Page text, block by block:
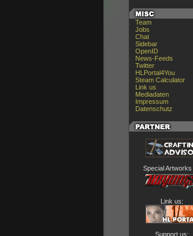
Team
Jobs
Chat
Sidebar
OpenID
News-Feeds
Twitter
HLPortal4You
Steam Calculator
Link us
Mediadaten
Impressum
Datenschutz
Special
Link us:
Support us: